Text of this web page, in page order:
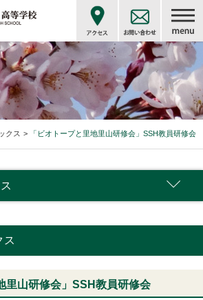
クス 「ビオトープと里地里山研修会」SSH教員研修会
ス
里山研修会」SSH教員研修会